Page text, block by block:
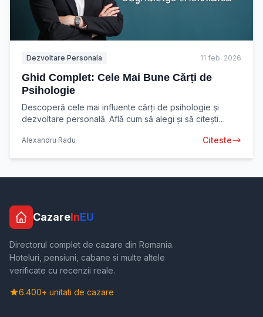
Dezvoltare Personala 11 feb. 2026
Ghid Complet: Cele Mai Bune Cărți de
Psihologie
Descoperă cele mai influente cărți de psihologie și
dezvoltare personală. Află cum să alegi și să citești
Alexandru Radu Citeste
CazareInEU
Directorul complet de cazare din Romania.
Hoteluri, pensiuni, cabane si multe altele
verificate cu recenzii reale.
6.400+ unitati de cazare